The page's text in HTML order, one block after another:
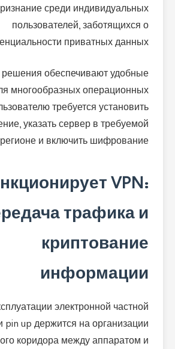
среди индивидуальных
пользователей, заботящихся о
приватных данных.
обеспечивают удобные
многообразных операционных
требуется установить
указать сервер в требуемой
регионе и включить шифрование.
VPN:
трафика и
криптование
информации
электронной частной
pin up держится на организации
коридора между аппаратом и